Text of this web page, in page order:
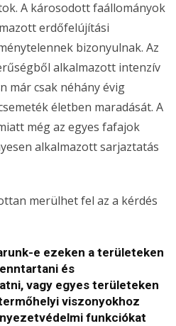
A károsodott faállományok
erdőfelújítási
bizonyulnak. Az
alkalmazott intenzív
már csak néhány évig
életben maradását. A
még az egyes fafajok
alkalmazott sarjaztatás
merülhet fel az a kérdés
e ezeken a területeken
és
vagy egyes területeken
viszonyokhoz
funkciókat